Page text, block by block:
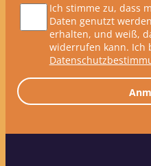
Ich stimme zu, dass
Daten genutzt
erhalten, und weiß,
widerrufen kann. Ich